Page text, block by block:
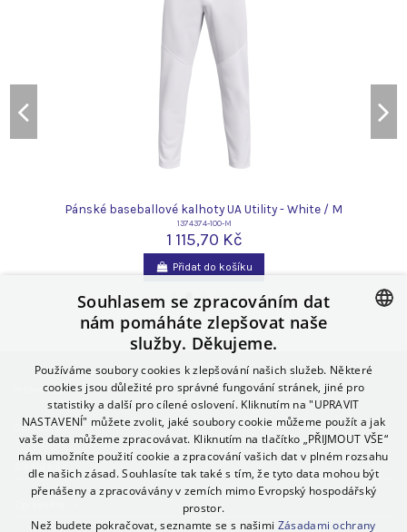
Pánské baseballové kalhoty UA Utility - White / M
1374374-100-M
1 115,70 Kč
Přidat do košíku
Informace
Contact us
SLOVAK
POLISH
GERMAN
SPANISH
ITALIAN
Souhlasem se zpracováním dat
nám pomáháte zlepšovat naše
služby. Děkujeme.
Používáme soubory cookies k zlepšování našich služeb. Některé
cookies jsou důležité pro správné fungování stránek, jiné pro
statistiky a další pro cílené oslovení. Kliknutím na "UPRAVIT
NASTAVENÍ" můžete zvolit, jaké soubory cookie můžeme použít a jak
vaše data můžeme zpracovávat. Kliknutím na tlačítko „PŘIJMOUT VŠE“
nám umožníte použití cookie a zpracování vašich dat v plném rozsahu
dle našich zásad. Souhlasíte tak také s tím, že tyto data mohou být
přenášeny a zpracovávány v zemích mimo Evropský hospodářský
prostor.
Než budete pokračovat, seznamte se s našimi Zásadami ochrany